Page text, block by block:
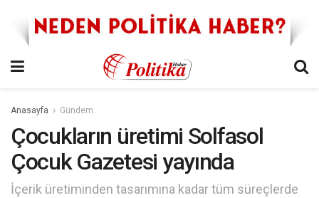
Anasayfa Gündem
Çocukların üretimi Solfasol
Çocuk Gazetesi yayında
İçerik üretiminden tasarımına kadar tüm süreçlerde